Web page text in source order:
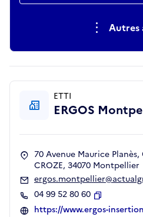
Autres
ETTI
ERGOS
70 Avenue Maurice Planès,
CROZE, 34070 Montpellier
04 99 52 80 60
Copier
https://www.ergos-